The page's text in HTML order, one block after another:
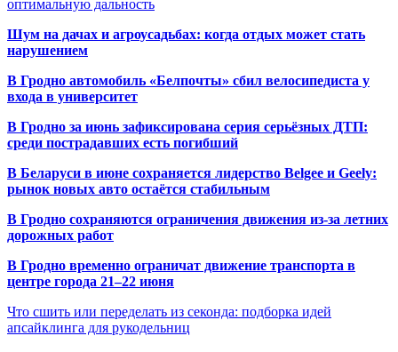
оптимальную дальность
Шум на дачах и агроусадьбах: когда отдых может стать
нарушением
В Гродно автомобиль «Белпочты» сбил велосипедиста у
входа в университет
В Гродно за июнь зафиксирована серия серьёзных ДТП:
среди пострадавших есть погибший
В Беларуси в июне сохраняется лидерство Belgee и Geely:
рынок новых авто остаётся стабильным
В Гродно сохраняются ограничения движения из-за летних
дорожных работ
В Гродно временно ограничат движение транспорта в
центре города 21–22 июня
Что сшить или переделать из секонда: подборка идей
апсайклинга для рукодельниц